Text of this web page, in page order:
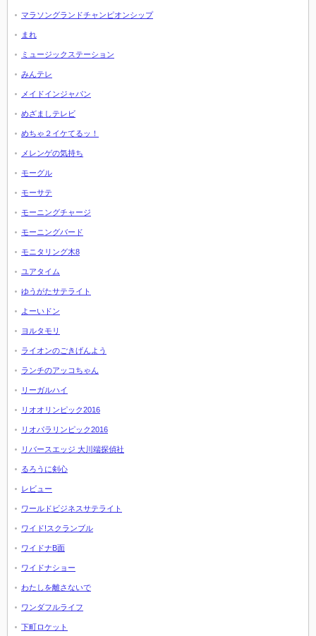
マラソングランドチャンピオンシップ
まれ
ミュージックステーション
みんテレ
メイドインジャパン
めざましテレビ
めちゃ２イケてるッ！
メレンゲの気持ち
モーグル
モーサテ
モーニングチャージ
モーニングバード
モニタリング木8
ユアタイム
ゆうがたサテライト
よーいドン
ヨルタモリ
ライオンのごきげんよう
ランチのアッコちゃん
リーガルハイ
リオオリンピック2016
リオパラリンピック2016
リバースエッジ 大川端探偵社
るろうに剣心
レビュー
ワールドビジネスサテライト
ワイド!スクランブル
ワイドナB面
ワイドナショー
わたしを離さないで
ワンダフルライフ
下町ロケット